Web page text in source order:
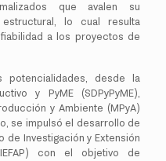
que avalen su
lo cual resulta
a los proyectos de
desde la
y PyME (SDPyPyME),
y Ambiente (MPyA)
se impulsó el desarrollo de
de Investigación y Extensión
con el objetivo de